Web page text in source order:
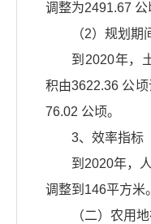
调整为2491.67 公
（2）规划期
到2020年，
积由3622.36 公
76.02 公顷。
3、效率指标
到2020年，
调整到146平方米。
（二）农用